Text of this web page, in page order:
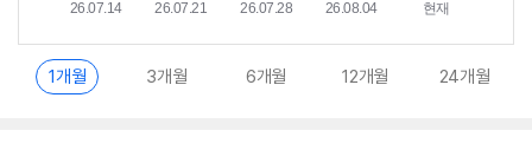
1개월 3개월 6개월 12개월 24개월